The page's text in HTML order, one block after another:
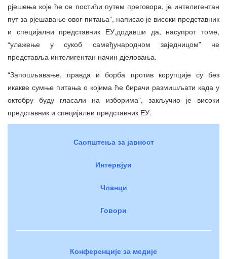
рјешења које ће се постићи путем преговора, је интелигентан
пут за рјешавање овог питања”, написао је високи представник
и специјални представник ЕУ,додавши да, насупрот томе,
“улажење у сукоб самеђународном заједницом” не
представља интелигентан начин дјеловања.
“Запошљавање, правда и борба против корупције су без
икакве сумње питања о којима ће бирачи размишљати када у
октобру буду гласали на изборима”, закључио је високи
представник и специјални представник ЕУ.
Саопштења за јавност
Интервјуи
Чланци
Говори
Конференције за медије